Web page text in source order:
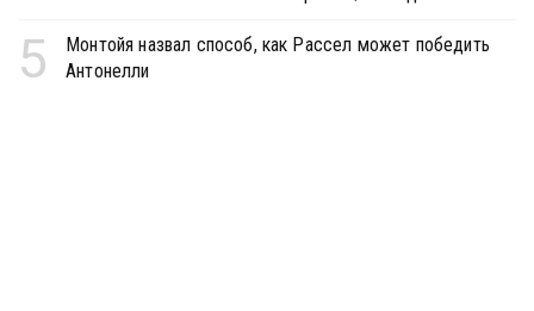
5
Монтойя назвал способ, как Рассел может победить
Антонелли